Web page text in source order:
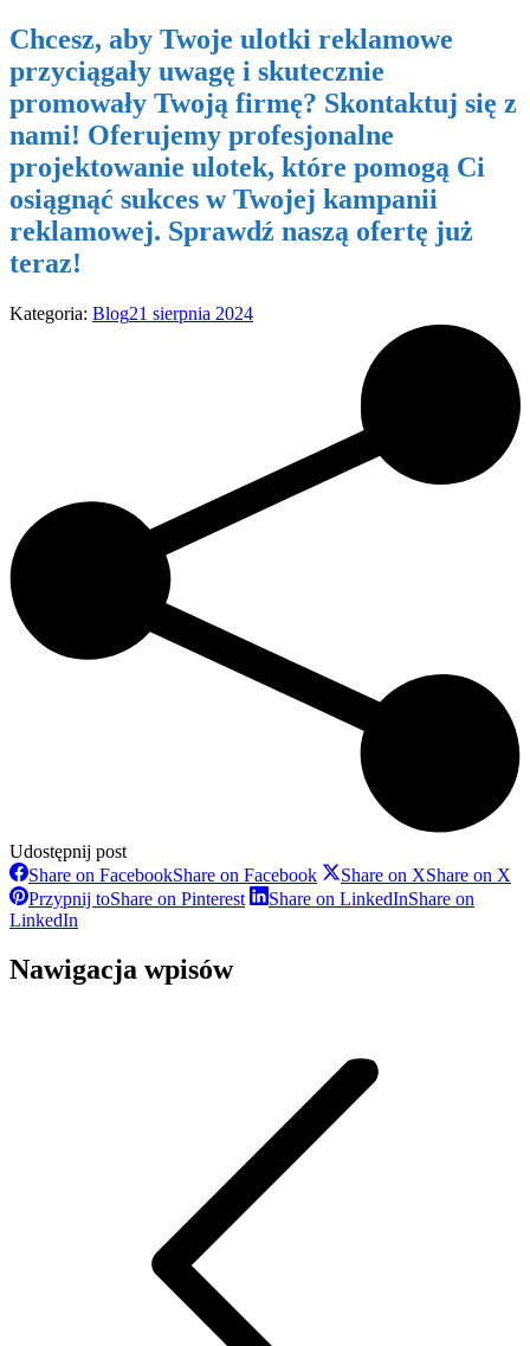
Chcesz, aby Twoje ulotki reklamowe
przyciągały uwagę i skutecznie
promowały Twoją firmę? Skontaktuj się z
nami! Oferujemy profesjonalne
projektowanie ulotek, które pomogą Ci
osiągnąć sukces w Twojej kampanii
reklamowej. Sprawdź naszą ofertę już
teraz!
Kategoria: Blog21 sierpnia 2024
Udostępnij post
Share on FacebookShare on Facebook Share on XShare on X
Przypnij toShare on Pinterest Share on LinkedInShare on
LinkedIn
Nawigacja wpisów